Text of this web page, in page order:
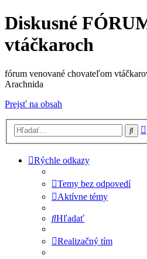
Diskusné
vtáčkaroch
fórum venované chovateľom
Arachnida
Prejsť na obsah
Rýchle odkazy
Temy bez odpovedí
Aktívne témy
Hľadať
Realizačný tím